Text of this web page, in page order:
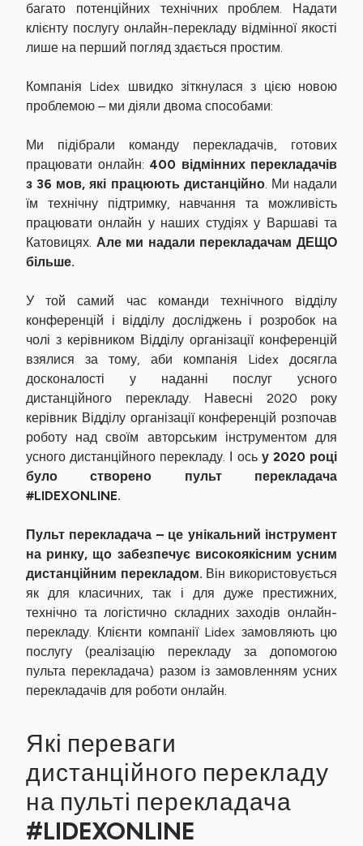
багато потенційних технічних проблем. Надати
клієнту послугу онлайн-перекладу відмінної якості
лише на перший погляд здається простим.
Компанія Lidex швидко зіткнулася з цією новою
проблемою – ми діяли двома способами:
Ми підібрали команду перекладачів, готових
працювати онлайн: 400 відмінних перекладачів
з 36 мов, які працюють дистанційно. Ми надали
їм технічну підтримку, навчання та можливість
працювати онлайн у наших студіях у Варшаві та
Катовицях. Але ми надали перекладачам ДЕЩО
більше.
У той самий час команди технічного відділу
конференцій і відділу досліджень і розробок на
чолі з керівником Відділу організації конференцій
взялися за тому, аби компанія Lidex досягла
досконалості у наданні послуг усного
дистанційного перекладу. Навесні 2020 року
керівник Відділу організації конференцій розпочав
роботу над своїм авторським інструментом для
усного дистанційного перекладу. І ось у 2020 році
було створено пульт перекладача
#LIDEXONLINE.
Пульт перекладача – це унікальний інструмент
на ринку, що забезпечує високоякісним усним
дистанційним перекладом. Він використовується
як для класичних, так і для дуже престижних,
технічно та логістично складних заходів онлайн-
перекладу. Клієнти компанії Lidex замовляють цю
послугу (реалізацію перекладу за допомогою
пульта перекладача) разом із замовленням усних
перекладачів для роботи онлайн.
Які переваги
дистанційного перекладу
на пульті перекладача
#LIDEXONLINE